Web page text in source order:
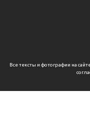
Все тексты и фотографии на